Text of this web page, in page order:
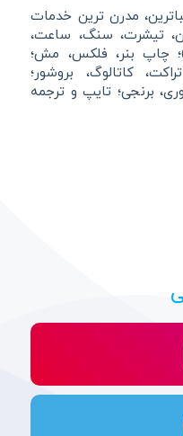
مدرن ترین خدمات
تیشرت، سنگ، ساعت،
چاپ بنر، فلکس، مش؛
کاتالوگ، بروشور؛
برنجی؛ تایپ و ترجمه